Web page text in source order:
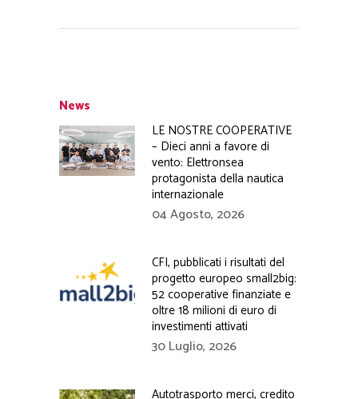
News
LE NOSTRE COOPERATIVE
– Dieci anni a favore di
vento: Elettronsea
protagonista della nautica
internazionale
04 Agosto, 2026
CFI, pubblicati i risultati del
progetto europeo small2big:
52 cooperative finanziate e
oltre 18 milioni di euro di
investimenti attivati
30 Luglio, 2026
Autotrasporto merci, credito